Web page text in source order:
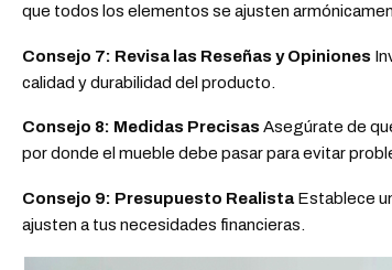
que todos los elementos se ajusten
Consejo 7: Revisa las Reseñas y Opiniones
calidad y durabilidad del producto.
Consejo 8: Medidas Precisas Asegúrate de
por donde el mueble debe pasar para evitar
Consejo 9: Presupuesto Realista Establece
ajusten a tus necesidades financieras.